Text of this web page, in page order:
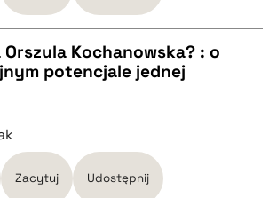
Orszula Kochanowska? : o
potencjale jednej
Zacytuj Udostępnij